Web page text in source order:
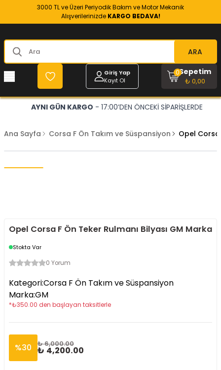
3000 TL ve Üzeri Periyodik Bakım ve Motor Mekanik
Alışverilerinizde KARGO BEDAVA!
ARA
Giriş Yap
Kayıt Ol
Sepetim
₺ 0,00
0
AYNI GÜN KARGO - 17:00’DEN ÖNCEKİ SİPARİŞLERDE
Ana Sayfa Corsa F Ön Takım ve Süspansiyon Opel Corsa
Opel Corsa F Ön Teker Rulmanı Bilyası GM Marka
Stokta Var
0 Yorum
Kategori:Corsa F Ön Takım ve Süspansiyon
Marka:GM
*₺350.00 den başlayan taksitlerle
%30 ₺ 6,000.00
₺ 4,200.00